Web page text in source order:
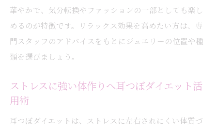
華やかで、気分転換やファッションの一部としても楽し
めるのが特徴です。リラックス効果を高めたい方は、専
門スタッフのアドバイスをもとにジュエリーの位置や種
類を選びましょう。
ストレスに強い体作りへ耳つぼダイエット活
用術
耳つぼダイエットは、ストレスに左右されにくい体質づ